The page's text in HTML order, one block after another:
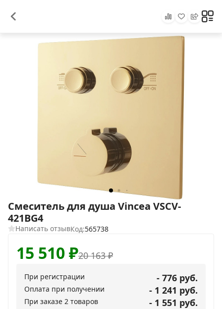
Смеситель для душа Vincea VSCV-
421BG4
Написать отзывКод:565738
20 163₽
15 510₽
При регистрации - 776 руб.
Оплата при получении - 1 241 руб.
При заказе 2 товаров - 1 551 руб.